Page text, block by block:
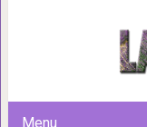
Menu